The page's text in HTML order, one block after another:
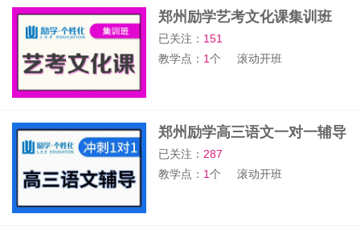
郑州励学艺考文化课集训班
已关注： 151
教学点： 1个 滚动开班
郑州励学高三语文一对一辅导
班
已关注： 287
教学点： 1个 滚动开班